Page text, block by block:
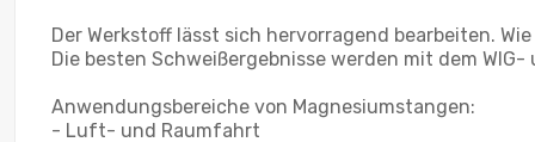
Der Werkstoff lässt sich hervorragend bearbeiten.
Die besten Schweißergebnisse werden mit dem
Anwendungsbereiche von Magnesiumstangen:
- Luft- und Raumfahrt